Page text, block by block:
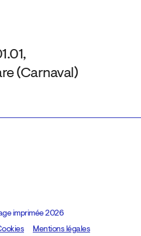
(Carnaval)
imprimée 2026
8080.studioMentions légales